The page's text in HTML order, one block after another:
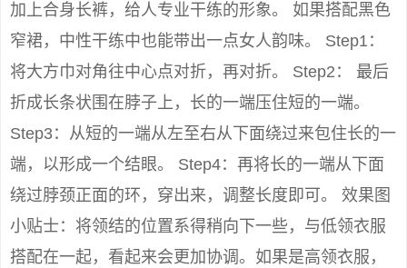
加上合身长裤，给人专业干练的形象。 如果搭配黑色
窄裙，中性干练中也能带出一点女人韵味。 Step1：
将大方巾对角往中心点对折，再对折。 Step2： 最后
折成长条状围在脖子上，长的一端压住短的一端。
Step3：从短的一端从左至右从下面绕过来包住长的一
端，以形成一个结眼。 Step4：再将长的一端从下面
绕过脖颈正面的环，穿出来，调整长度即可。 效果图
小贴士：将领结的位置系得稍向下一些，与低领衣服
搭配在一起，看起来会更加协调。如果是高领衣服，